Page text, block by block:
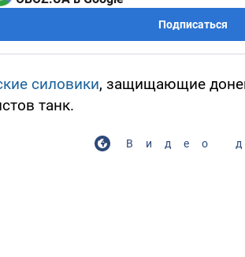
Подписаться
силовики, защищающие
танк.
Видео